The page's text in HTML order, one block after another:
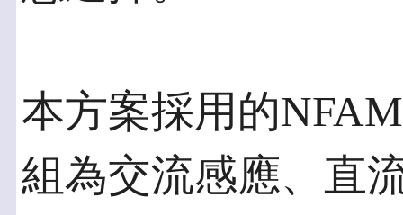
本方案採用的
組為交流感應、直